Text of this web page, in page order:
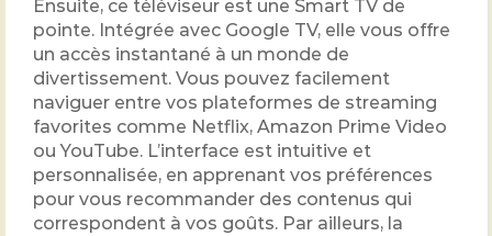
Ensuite, ce téléviseur est une Smart TV de
pointe. Intégrée avec Google TV, elle vous offre
un accès instantané à un monde de
divertissement. Vous pouvez facilement
naviguer entre vos plateformes de streaming
favorites comme Netflix, Amazon Prime Video
ou YouTube. L’interface est intuitive et
personnalisée, en apprenant vos préférences
pour vous recommander des contenus qui
correspondent à vos goûts. Par ailleurs, la